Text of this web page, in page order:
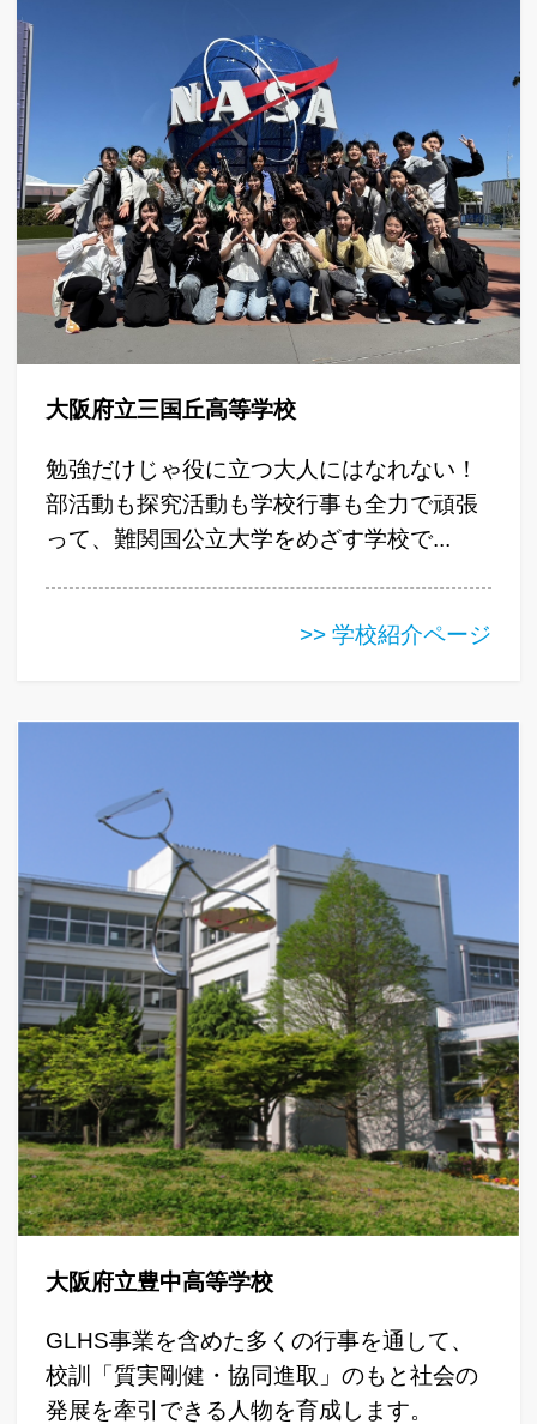
大阪府立三国丘高等学校
勉強だけじゃ役に立つ大人にはなれない！
部活動も探究活動も学校行事も全力で頑張
って、難関国公立大学をめざす学校で...
>> 学校紹介ページ
大阪府立豊中高等学校
GLHS事業を含めた多くの行事を通して、
校訓「質実剛健・協同進取」のもと社会の
発展を牽引できる人物を育成します。